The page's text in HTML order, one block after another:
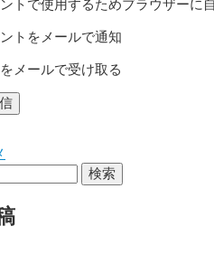
トで使用するためブラウザーに
トをメールで通知
メールで受け取る
検索